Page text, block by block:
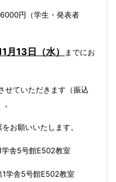
6000円（学生・発表者
月13日（水）
までにお
せていただきます
（振込
お願いいたします。
学舎5号館E502教室
1学舎5号館E502教室